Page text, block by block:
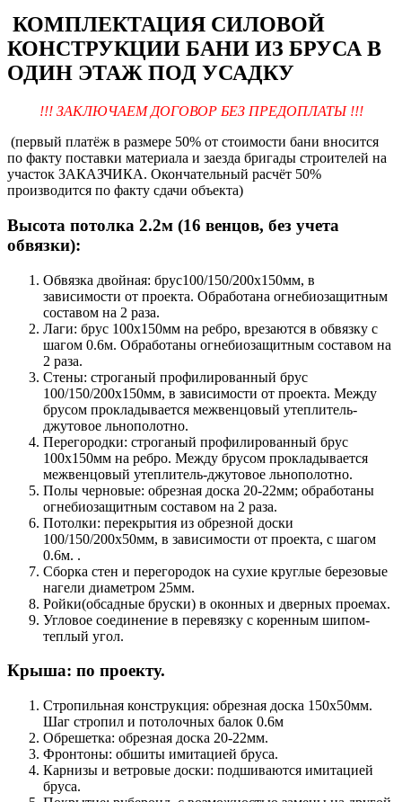
КОМПЛЕКТАЦИЯ СИЛОВОЙ
КОНСТРУКЦИИ БАНИ ИЗ БРУСА В
ОДИН ЭТАЖ ПОД УСАДКУ
!!! ЗАКЛЮЧАЕМ ДОГОВОР БЕЗ ПРЕДОПЛАТЫ !!!
(первый платёж в размере 50% от стоимости бани вносится
по факту поставки материала и заезда бригады строителей на
участок ЗАКАЗЧИКА. Окончательный расчёт 50%
производится по факту сдачи объекта)
Высота потолка 2.2м (16 венцов, без учета
обвязки):
Обвязка двойная: брус100/150/200х150мм, в
зависимости от проекта. Обработана огнебиозащитным
составом на 2 раза.
Лаги: брус 100х150мм на ребро, врезаются в обвязку с
шагом 0.6м. Обработаны огнебиозащитным составом на
2 раза.
Стены: строганый профилированный брус
100/150/200х150мм, в зависимости от проекта. Между
брусом прокладывается межвенцовый утеплитель-
джутовое льнополотно.
Перегородки: строганый профилированный брус
100х150мм на ребро. Между брусом прокладывается
межвенцовый утеплитель-джутовое льнополотно.
Полы черновые: обрезная доска 20-22мм; обработаны
огнебиозащитным составом на 2 раза.
Потолки: перекрытия из обрезной доски
100/150/200х50мм, в зависимости от проекта, с шагом
0.6м. .
Сборка стен и перегородок на сухие круглые березовые
нагели диаметром 25мм.
Ройки(обсадные бруски) в оконных и дверных проемах.
Угловое соединение в перевязку с коренным шипом-
теплый угол.
Крыша: по проекту.
Стропильная конструкция: обрезная доска 150х50мм.
Шаг стропил и потолочных балок 0.6м
Обрешетка: обрезная доска 20-22мм.
Фронтоны: обшиты имитацией бруса.
Карнизы и ветровые доски: подшиваются имитацией
бруса.